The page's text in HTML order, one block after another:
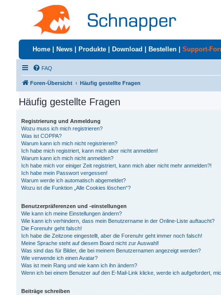
Home News Produkte Download Bestellen Support-
FAQ
Foren-Übersicht Häufig gestellte Fragen
Häufig gestellte Fragen
Registrierung und Anmeldung
Wozu muss ich mich registrieren?
Was ist COPPA?
Warum kann ich mich nicht registrieren?
Ich habe mich registriert, kann mich aber nicht anmelden!
Warum kann ich mich nicht anmelden?
Ich habe mich vor einiger Zeit registriert, kann mich aber nicht mehr anmelden?!
Ich habe mein Passwort vergessen!
Warum werde ich automatisch abgemeldet?
Wozu ist die Funktion „Alle Cookies löschen“?
Benutzerpräferenzen und -einstellungen
Wie kann ich meine Einstellungen ändern?
Wie kann ich verhindern, dass mein Benutzername in der Online-Liste auftaucht?
Die Forenuhr geht falsch!
Ich habe die Zeitzone eingestellt, aber die Forenuhr geht immer noch falsch!
Meine Sprache steht auf diesem Board nicht zur Auswahl!
Was sind das für Bilder, die bei meinem Benutzernamen angezeigt werden?
Wie verwende ich einen Avatar?
Was ist mein Rang und wie kann ich ihn ändern?
Wenn ich bei einem Benutzer auf den E-Mail-Link klicke, werde ich aufgefordert,
Beiträge schreiben